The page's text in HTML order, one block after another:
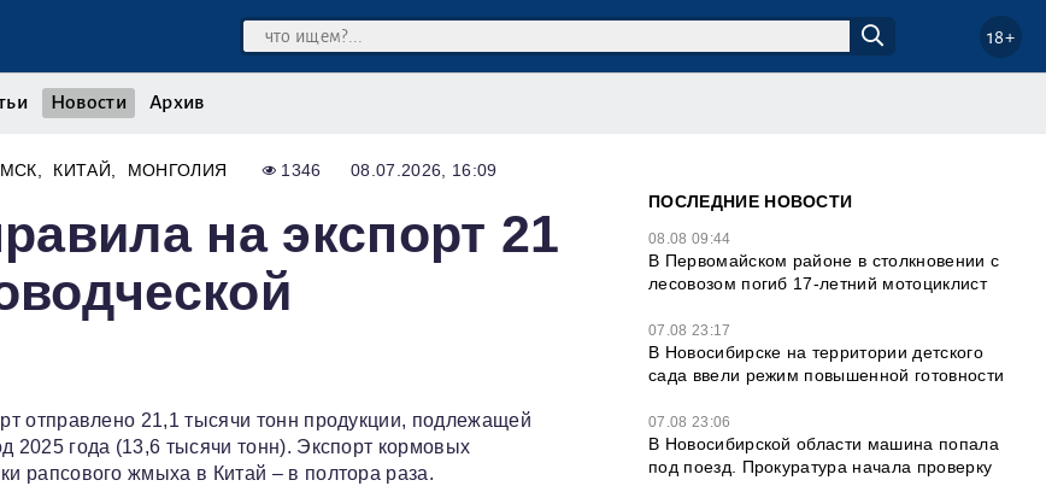
18+
Новости Архив
КИТАЙ МОНГОЛИЯ 1346 08.07.2026, 16:09
на экспорт 21
отправлено 21,1 тысячи тонн продукции, подлежащей
2025 года (13,6 тысячи тонн). Экспорт кормовых
рапсового жмыха в Китай – в полтора раза.
ПОСЛЕДНИЕ НОВОСТИ
08.08 09:44
В Первомайском районе в столкновении с
лесовозом погиб 17-летний мотоциклист
07.08 23:17
В Новосибирске на территории детского
сада ввели режим повышенной готовности
07.08 23:06
В Новосибирской области машина попала
под поезд. Прокуратура начала проверку